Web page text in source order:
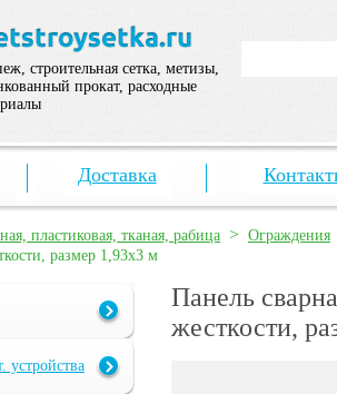
строительная сетка, метизы,
прокат, расходные
Доставка
пластиковая, тканая, рабица > Ограждения
размер 1,93х3 м
устройства
Панель
жесткости,